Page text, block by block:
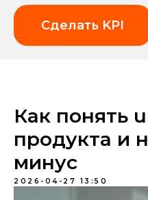
Сделать KPI
Как понять
продукта и
минус
2026-04-27 13:50